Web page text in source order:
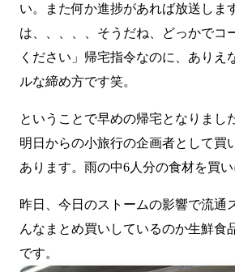
い。また何か進捗があれば放送しま
は、、、、、そうだね、どっかでコ
ください」帰宅指令なのに、ありえ
ルな締め方です笑。
ということで早めの帰宅となりまし
明日からの小旅行の企画者として買
あります。雨の中6人分の食材を買い
昨日、今日のストームの影響で流通
んなまとめ買いしているのか生鮮食
です。